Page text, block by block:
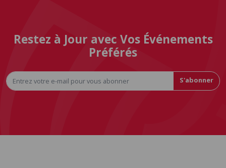
Restez à Jour avec Vos Événements
Préférés
S'abonner